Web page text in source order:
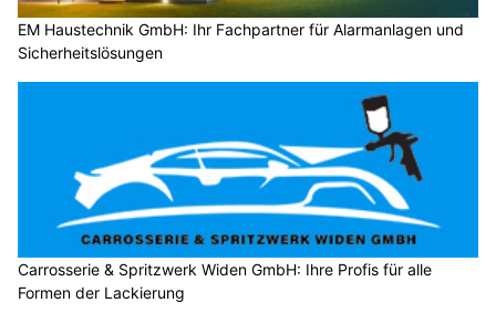
EM Haustechnik GmbH: Ihr Fachpartner für Alarmanlagen und
Sicherheitslösungen
Carrosserie & Spritzwerk Widen GmbH: Ihre Profis für alle
Formen der Lackierung